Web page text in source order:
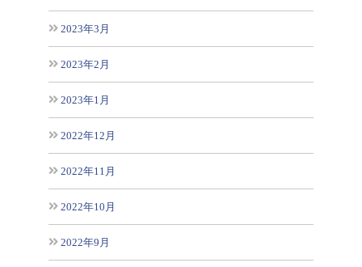
2023年3月
2023年2月
2023年1月
2022年12月
2022年11月
2022年10月
2022年9月